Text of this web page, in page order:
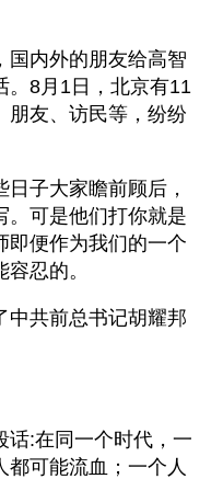
国内外的朋友给高智
。8月1日，北京有11
朋友、访民等，纷纷
子大家瞻前顾后，
。可是他们打你就是
即便作为我们的一个
忍的。
中共前总书记胡耀邦
话:在同一个时代，一
都可能流血；一个人